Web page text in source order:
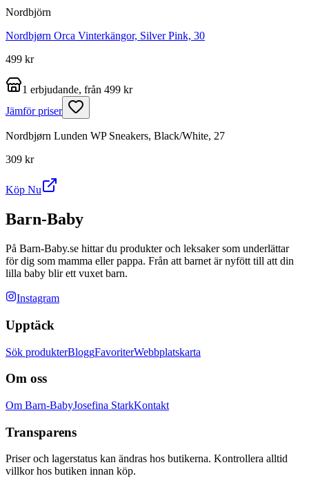
Nordbjörn
Nordbjørn Orca Vinterkängor, Silver Pink, 30
499 kr
1 erbjudande, från 499 kr
Jämför priser
Nordbjørn Lunden WP Sneakers, Black/White, 27
309 kr
Köp Nu
Barn-Baby
På Barn-Baby.se hittar du produkter och leksaker som underlättar
för dig som mamma eller pappa. Från att barnet är nyfött till att din
lilla baby blir ett vuxet barn.
Instagram
Upptäck
Sök produkterBloggFavoriterWebbplatskarta
Om oss
Om Barn-BabyJosefina StarkKontakt
Transparens
Priser och lagerstatus kan ändras hos butikerna. Kontrollera alltid
villkor hos butiken innan köp.